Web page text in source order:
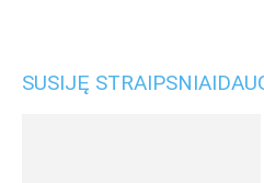
SUSIJĘ STRAIPSNIAI